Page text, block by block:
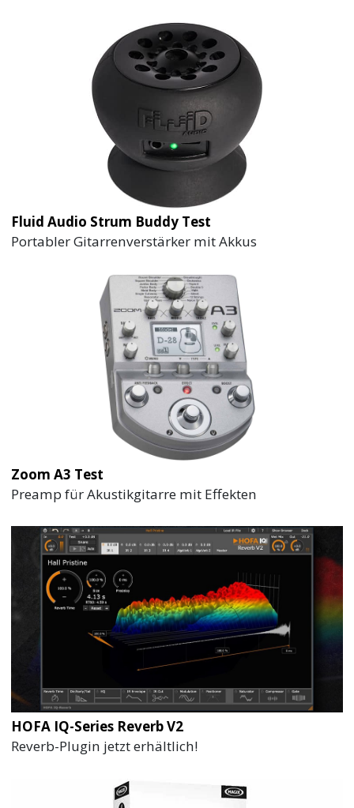
Fluid Audio Strum Buddy Test
Portabler Gitarrenverstärker mit Akkus
Zoom A3 Test
Preamp für Akustikgitarre mit Effekten
HOFA IQ-Series Reverb V2
Reverb-Plugin jetzt erhältlich!